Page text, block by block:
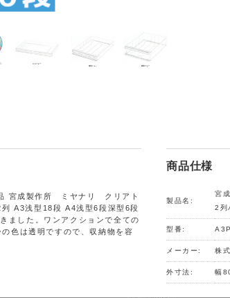
宮成製作所 ミヤナリ クリアト
A3浅型18段 A4浅型6段深型6段
ました。ワンアクションで全ての
色は透明ですので、収納物を容
商品仕様
製品名:
宮
2列
型番:
メーカー: 株
外寸法: 幅